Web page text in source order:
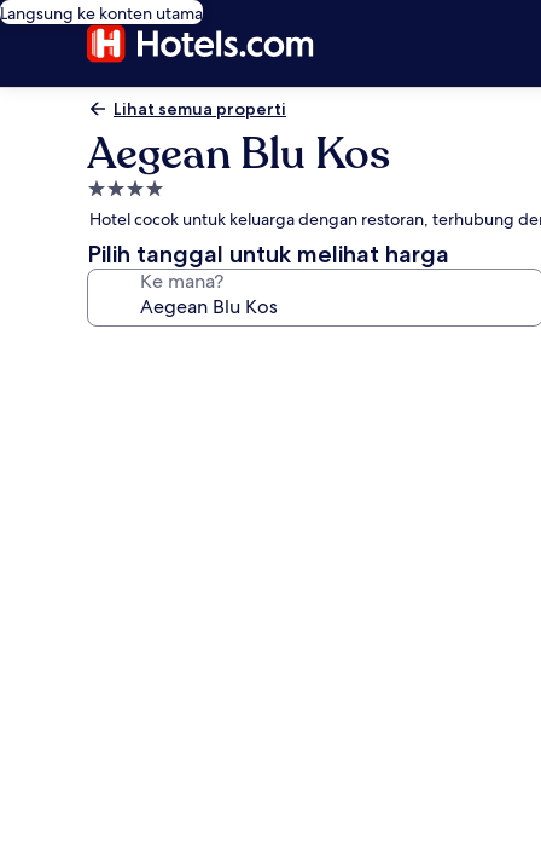
Langsung ke konten utama
Lihat semua properti
Aegean Blu Kos
Properti
bintang
4.0
Hotel cocok untuk keluarga dengan restoran, terhubung
Pilih tanggal untuk melihat harga
Ke mana?